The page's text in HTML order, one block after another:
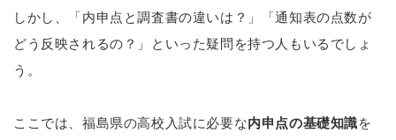
しかし、「内申点と調査書の違いは？」「通知表の点数が
どう反映されるの？」といった疑問を持つ人もいるでしょ
う。
ここでは、福島県の高校入試に必要な内申点の基礎知識を